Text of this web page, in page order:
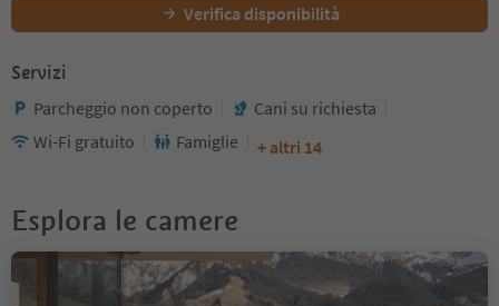
Verifica disponibilità
Servizi
Parcheggio non coperto
Cani su richiesta
Wi-Fi gratuito
Famiglie + altri 14
Esplora le camere